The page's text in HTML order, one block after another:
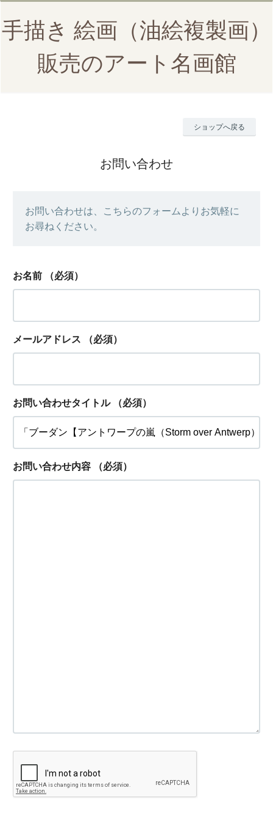
手描き 絵画（油絵複製画）
販売のアート名画館
ショップへ戻る
お問い合わせ
お問い合わせは、こちらのフォームよりお気軽に
お尋ねください。
お名前 （必須）
メールアドレス （必須）
お問い合わせタイトル （必須）
お問い合わせ内容 （必須）